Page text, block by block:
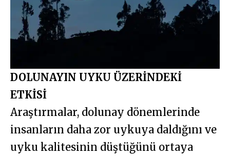
DOLUNAYIN UYKU ÜZERİNDEKİ
ETKİSİ
Araştırmalar, dolunay dönemlerinde
insanların daha zor uykuya daldığını ve
uyku kalitesinin düştüğünü ortaya